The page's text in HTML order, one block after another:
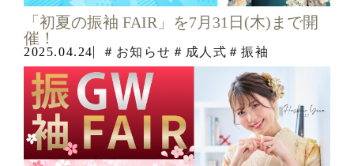
「初夏の振袖 FAIR」を7月31日(木)まで開
催！
2025.04.24 ＃お知らせ ＃成人式 ＃振袖